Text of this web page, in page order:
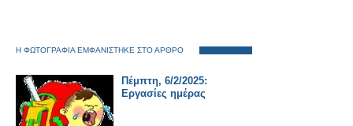
Η ΦΩΤΟΓΡΑΦΙΑ ΕΜΦΑΝΙΣΤΗΚΕ ΣΤΟ ΑΡΘΡΟ
Πέμπτη, 6/2/2025:
Εργασίες ημέρας